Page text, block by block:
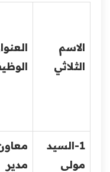
الاسم
الثلاثي
1-السيد
مولى